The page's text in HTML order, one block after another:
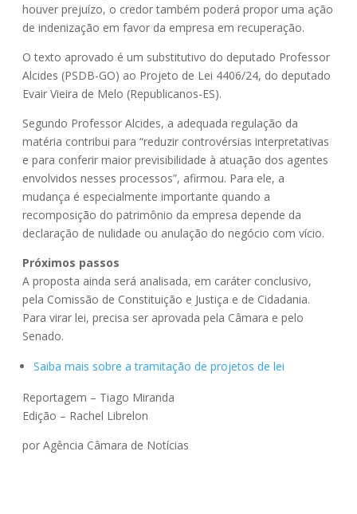
houver prejuízo, o credor também poderá propor uma ação
de indenização em favor da empresa em recuperação.
O texto aprovado é um substitutivo do deputado Professor
Alcides (PSDB-GO) ao Projeto de Lei 4406/24, do deputado
Evair Vieira de Melo (Republicanos-ES).
Segundo Professor Alcides, a adequada regulação da
matéria contribui para “reduzir controvérsias interpretativas
e para conferir maior previsibilidade à atuação dos agentes
envolvidos nesses processos”, afirmou. Para ele, a
mudança é especialmente importante quando a
recomposição do patrimônio da empresa depende da
declaração de nulidade ou anulação do negócio com vício.
Próximos passos
A proposta ainda será analisada, em caráter conclusivo,
pela Comissão de Constituição e Justiça e de Cidadania.
Para virar lei, precisa ser aprovada pela Câmara e pelo
Senado.
Saiba mais sobre a tramitação de projetos de lei
Reportagem – Tiago Miranda
Edição – Rachel Librelon
por Agência Câmara de Notícias